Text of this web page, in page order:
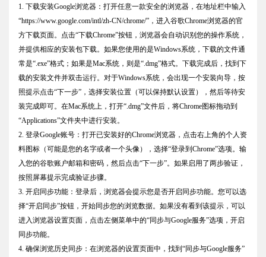
1. 下载安装Google浏览器：打开任意一款安全的浏览器，在地址栏中输入
“https://www.google.com/intl/zh-CN/chrome/”，进入谷歌Chrome浏览器的官
方下载页面。点击“下载Chrome”按钮，浏览器会自动识别您的操作系统，
并提供相应的安装包下载。如果您使用的是Windows系统，下载的文件通
常是“.exe”格式；如果是Mac系统，则是“.dmg”格式。下载完成后，找到下
载的安装文件并双击运行。对于Windows系统，会出现一个安装向导，按
照提示点击“下一步”，选择安装位置（可以保持默认设置），然后等待安
装完成即可。在Mac系统上，打开“.dmg”文件后，将Chrome图标拖动到
“Applications”文件夹中进行安装。
2. 登录Google账号：打开已安装好的Chrome浏览器，点击右上角的个人资
料图标（可能是您的名字或者一个头像），选择“登录到Chrome”选项。输
入您的谷歌账户邮箱和密码，然后点击“下一步”。如果启用了两步验证，
按照屏幕提示完成验证步骤。
3. 开启同步功能：登录后，浏览器会提示您是否开启同步功能。您可以选
择“开启同步”按钮，开始同步您的浏览数据。如果没有看到该提示，可以
进入浏览器设置页面，点击左侧菜单中的“同步与Google服务”选项，开启
同步功能。
4. 确保浏览历史同步：在浏览器的设置页面中，找到“同步与Google服务”